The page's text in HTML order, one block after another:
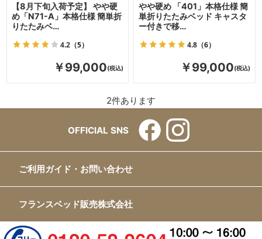
【8月下旬入荷予定】 やや硬
め「N71-A」本格仕様 簡単折
りたたみベ…
4.2 （5）
￥99,000
やや硬め 「401」本格仕様 簡
単折りたたみベッド キャスタ
ー付きで移…
4.8（6）
￥99,000
2件あります
OFFICIAL SNS
ご利用ガイド・お問い合わせ
フランスベッド販売株式会社